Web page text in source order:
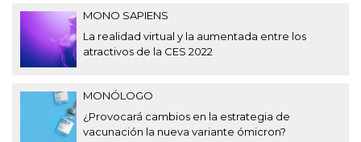
MONO SAPIENS
La realidad virtual y la aumentada entre los
atractivos de la CES 2022
MONÓLOGO
¿Provocará cambios en la estrategia de
vacunación la nueva variante ómicron?